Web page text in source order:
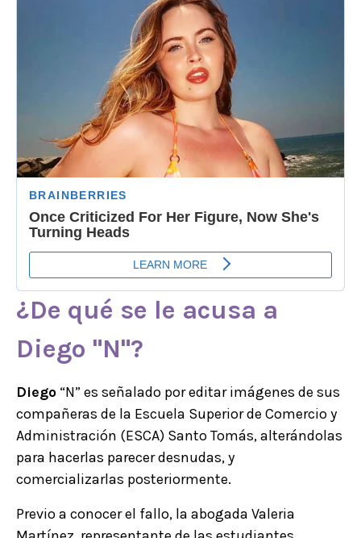
¿De qué se le acusa a
Diego "N"?
Diego “N” es señalado por editar imágenes de sus
compañeras de la Escuela Superior de Comercio y
Administración (ESCA) Santo Tomás, alterándolas
para hacerlas parecer desnudas, y
comercializarlas posteriormente.
Previo a conocer el fallo, la abogada Valeria